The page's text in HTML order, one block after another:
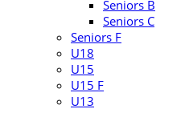
Seniors B
Seniors C
Seniors F
U18
U15
U15 F
U13